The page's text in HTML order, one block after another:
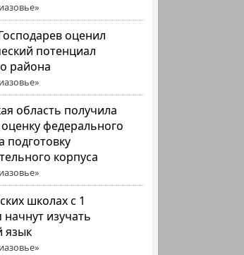
оценил
потенциал
района
область получила
федерального
подготовку
корпуса
школах с 1
начнут изучать
язык